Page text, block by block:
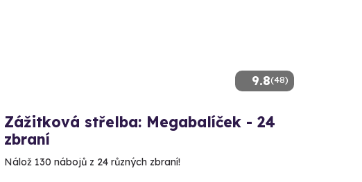
9.8(48)
Zážitková střelba: Megabalíček - 24
zbraní
Nálož 130 nábojů z 24 různých zbraní!